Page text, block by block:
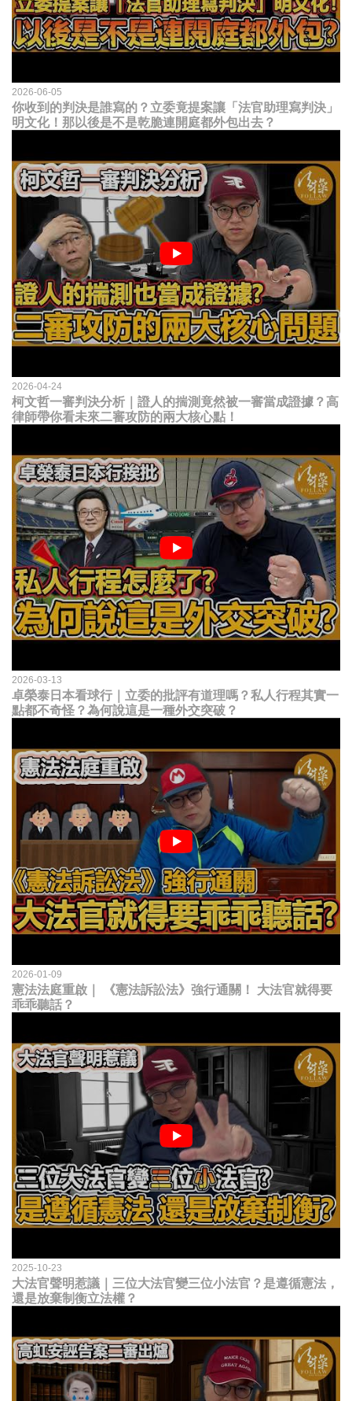
2026-06-05
你收到的判決是誰寫的？立委竟提案讓「法官助理寫判決」
明文化！那以後是不是乾脆連開庭都外包出去？
2026-04-24
柯文哲一審判決分析｜證人的揣測竟然被一審當成證據？高
律師帶你看未來二審攻防的兩大核心點！
2026-03-13
卓榮泰日本看球行｜立委的批評有道理嗎？私人行程其實一
點都不奇怪？為何說這是一種外交突破？
2026-01-09
憲法法庭重啟｜ 《憲法訴訟法》強行通關！ 大法官就得要
乖乖聽話？
2025-10-23
大法官聲明惹議｜三位大法官變三位小法官？是遵循憲法，
還是放棄制衡立法權？